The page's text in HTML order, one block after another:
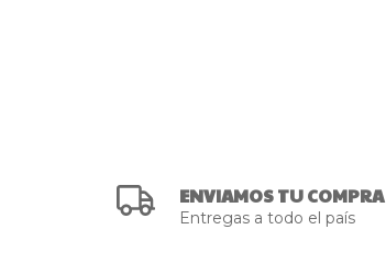
ENVIAMOS TU COMPRA
Entregas a todo el país